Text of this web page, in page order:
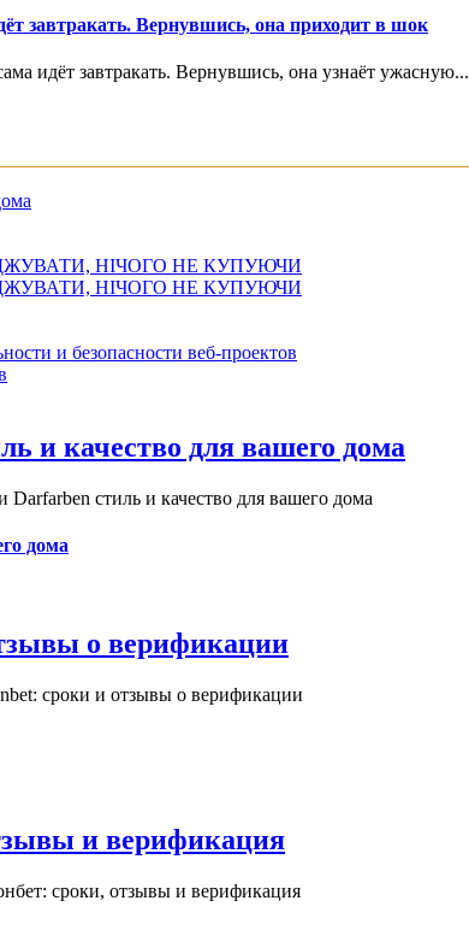
завтракать. Вернувшись, она приходит в шок
идёт завтракать. Вернувшись, она узнаёт ужасную...
НІЧОГО НЕ КУПУЮЧИ
НІЧОГО НЕ КУПУЮЧИ
и безопасности веб-проектов
и качество для вашего дома
стиль и качество для вашего дома
дома
о верификации
сроки и отзывы о верификации
и верификация
сроки, отзывы и верификация